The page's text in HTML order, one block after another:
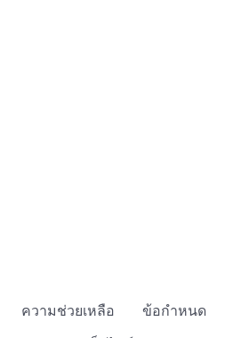
ความช่วยเหลือ ข้อกำหนด